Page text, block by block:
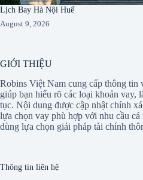
Lịch Bay Hà Nội Huế
August 9, 2026
GIỚI THIỆU
Robins Việt Nam cung cấp thông tin
giúp bạn hiểu rõ các loại khoản vay,
tục. Nội dung được cập nhật chính
lựa chọn vay phù hợp với nhu cầu
dùng lựa chọn giải pháp tài chính
Thông tin liên hệ